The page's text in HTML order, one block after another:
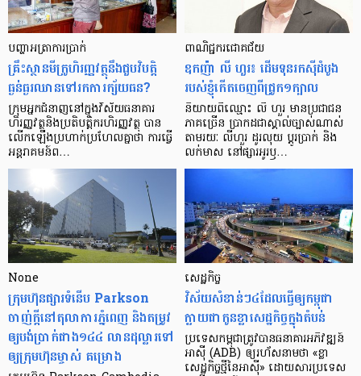
បញ្ហា​អត្រា​ការប្រាក់
គ្រឹះស្ថាន​មីក្រូ​ហិរញ្ញវត្ថុ​នឹង​ជួប​វិបត្តិ​
ធ្ងន់ធ្ងរ​ឈាន​ទៅ​រក​ការ​ក្ស័យធន?
ក្រុម​អ្នក​ជំនាញ​នៅ​ក្នុង​វិស័យ​ធនាគារ
ហិរញ្ញវត្ថុ​និង​ប្រតិបត្តិករ​ហិរញ្ញ​វត្ថុ បាន​​
លើក​ឡើង​ប្រហាក់​ប្រហែល​គ្នា​ថា ការ​ធ្វើ​
អន្តរាគមន៍​ព…
ពាណិជ្ជករជោគជ័យ
ឧកញ៉ា លី ហួរ៖ ដើមទុនរកស៊ីដំបូង
របស់ខ្ញុំកើតចេញពីជ្រូក១ក្បាល
និយាយ​ពី​ឈ្មោះ លី ហួរ មាន​ប្រជាជន​
ភាគ​ច្រើន ប្រាកដ​ជា​ស្គាល់​ច្បាស់​ណាស់
តាមរយៈ លីហួរ ដូរ​លុយ ប្តូរ​បា្រក់ និង​
លក់​មាស នៅ​ផ្សារ​អូរ​ឫ…
None
ក្រុមហ៊ុនផ្សារទំនើប Parkson
ចាញ់ក្ដីនៅតុលាការភ្នំពេញ និងតម្រូវ
ឲ្យបង់ប្រាក់ជាង១៤៤ លានដុល្លារទៅ
ឲ្យក្រុមហ៊ុនម្ចាស់ គម្រោង
សេដ្ឋកិច្ច​
វិស័យ​សំខាន់ៗ​៤​ដែល​ធ្វើ​ឲ្យ​កម្ពុជា​
ក្លាយ​ជា​កូន​ខ្លា​សេដ្ឋកិច្ច​ក្នុង​តំបន់
ប្រទេស​កម្ពុជា​ត្រូវ​បាន​ធនាគារ​អភិវឌ្ឍន៍​
អាស៊ី (ADB) ឲ្យ​រហ័ស​នាមថា «ខ្លា​
សេដ្ឋកិច្ច​ថ្មី​នៃ​អាស៊ី» ដោយសារ​ប្រទេស​